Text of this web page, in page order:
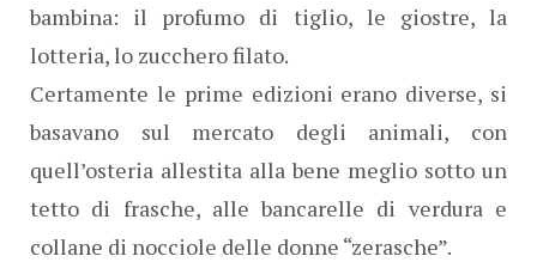
bambina: il profumo di tiglio, le giostre, la
lotteria, lo zucchero filato.
Certamente le prime edizioni erano diverse, si
basavano sul mercato degli animali, con
quell’osteria allestita alla bene meglio sotto un
tetto di frasche, alle bancarelle di verdura e
collane di nocciole delle donne “zerasche”.